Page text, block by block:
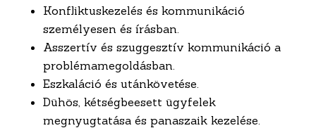
Konfliktuskezelés és kommunikáció
személyesen és írásban.
Asszertív és szuggesztív kommunikáció a
problémamegoldásban.
Eszkaláció és utánkövetése.
Dühös, kétségbeesett ügyfelek
megnyugtatása és panaszaik kezelése.